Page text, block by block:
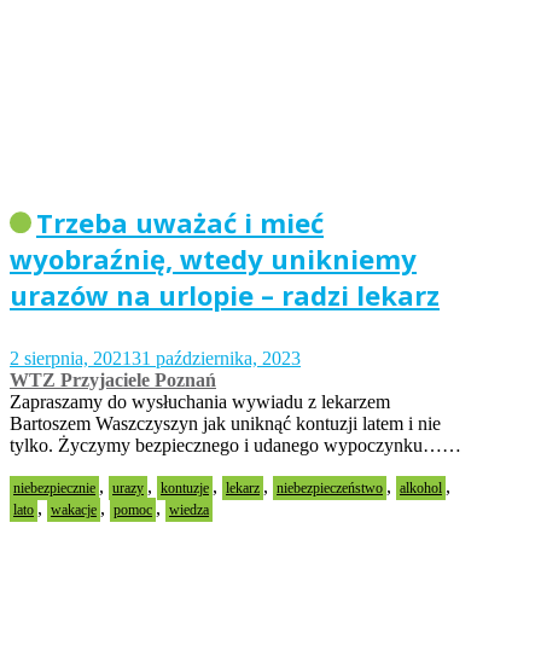
Trzeba uważać i mieć
wyobraźnię, wtedy unikniemy
urazów na urlopie – radzi lekarz
2 sierpnia, 202131 października, 2023
WTZ Przyjaciele Poznań
Zapraszamy do wysłuchania wywiadu z lekarzem
Bartoszem Waszczyszyn jak uniknąć kontuzji latem i nie
tylko. Życzymy bezpiecznego i udanego wypoczynku……
niebezpiecznie , urazy , kontuzje , lekarz , niebezpieczeństwo , alkohol ,
lato , wakacje , pomoc , wiedza